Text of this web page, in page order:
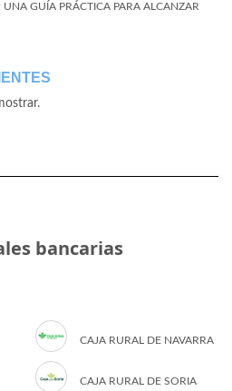
GUÍA PRÁCTICA PARA ALCANZAR
bancarias
CAJA RURAL DE NAVARRA
CAJA RURAL DE SORIA